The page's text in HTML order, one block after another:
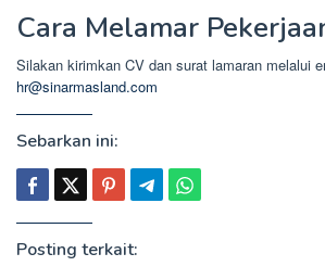
Cara Melamar
Silakan kirimkan CV dan surat lamaran melalui
hr@sinarmasland.com
Sebarkan ini:
Posting terkait: